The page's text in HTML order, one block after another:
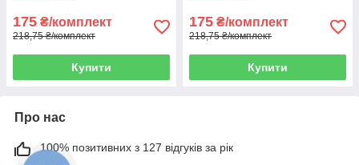
175 ₴/комплект
218,75 ₴/комплект
Купити
175 ₴/комплект
218,75 ₴/комплект
Купити
Про нас
100% позитивних з 127 відгуків за рік